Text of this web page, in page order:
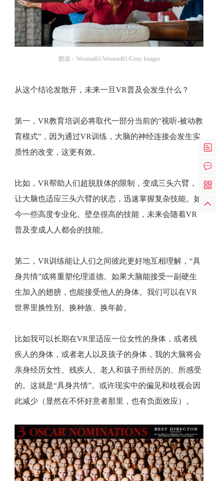
图源：Westend61/Westend61/Getty Images
从这个结论发散开，未来一旦VR普及会发生什么？
第一，VR教育培训必将取代一部分当前的“视听-被动教
育模式”，因为通过VR训练，大脑的神经连接会发生实
质性的改变，这更有效。
比如，VR帮助人们超脱肢体的限制，变成三头六臂，
让大脑也适应三头六臂的状态，迅速掌握复杂技能。如
今一些高度专业化、壁垒很高的技能，未来会随着VR
普及变成人人都会的技能。
第二，VR训练能让人们之间彼此更好地互相理解，“具
身共情”或将重塑伦理道德。如果大脑能接受一副硬生
生加入的翅膀，也能接受他人的身体。我们可以在VR
世界里换性别、换种族、换年龄。
比如我可以长期在VR里适应一位女性的身体，或者残
疾人的身体，或者老人以及孩子的身体，我的大脑将会
亲身经历女性、残疾人、老人和孩子所经历的、所感受
的。这就是“具身共情”。或许现实中的偏见和歧视会因
此减少（显然在不怀好意者那里，也有负面效应）。